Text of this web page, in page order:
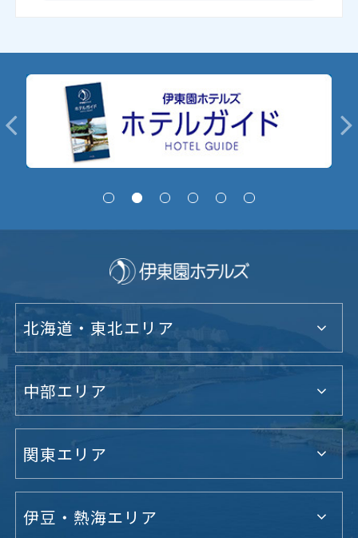
北海道・東北エリア
中部エリア
関東エリア
伊豆・熱海エリア